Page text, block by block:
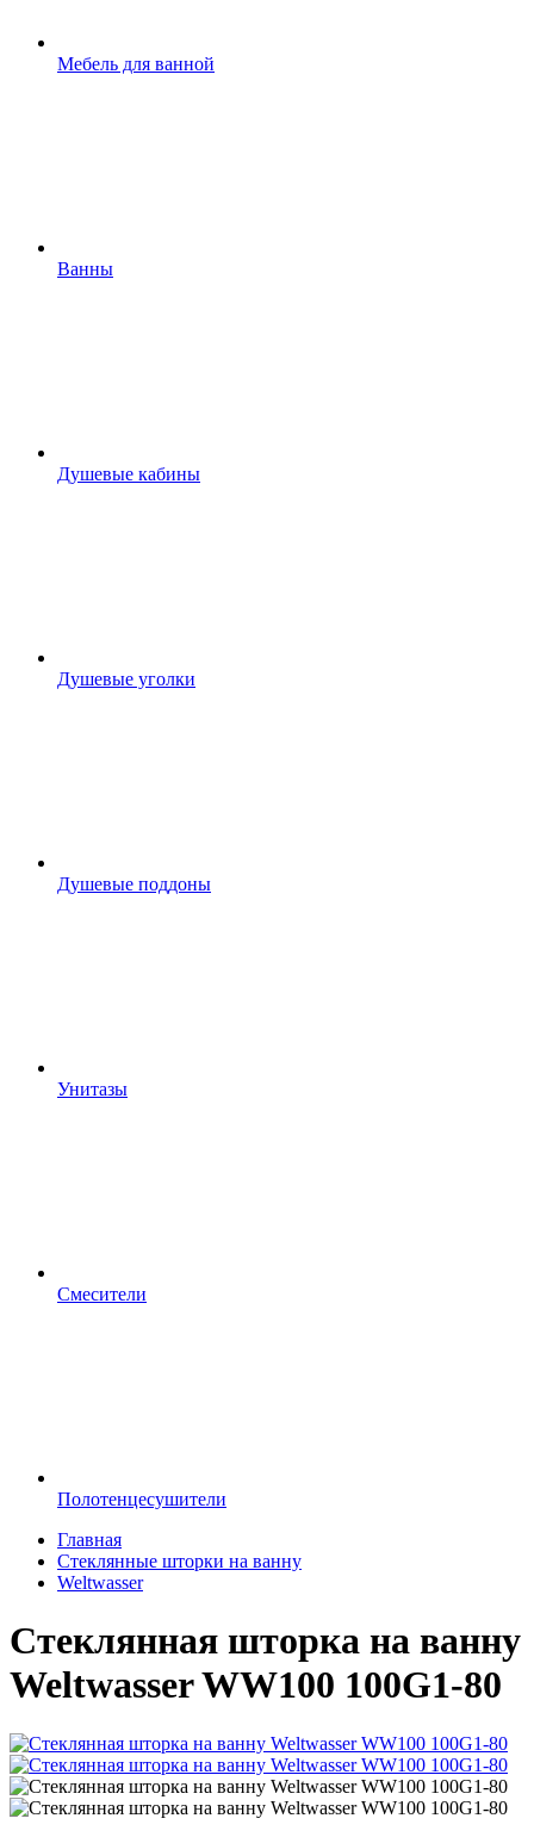
Мебель для ванной
Ванны
Душевые кабины
Душевые уголки
Душевые поддоны
Унитазы
Смесители
Полотенцесушители
Главная
Стеклянные шторки на ванну
Weltwasser
Стеклянная шторка на ванну
Weltwasser WW100 100G1-80